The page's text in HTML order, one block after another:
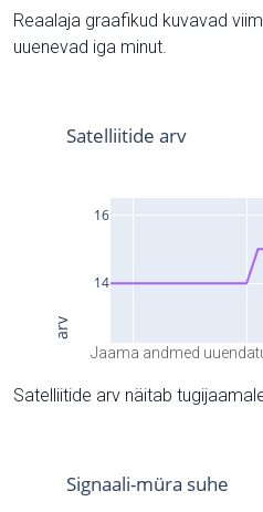
Reaalaja graafikud kuvavad
uuenevad iga minut.
Jaama andmed
Satelliitide arv näitab